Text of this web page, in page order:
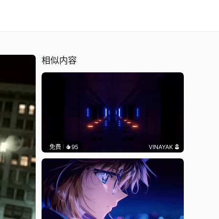
相似内容
免费 95 VINAYAK